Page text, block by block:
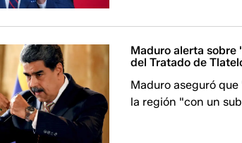
Maduro alerta sobre
del Tratado de
Maduro aseguró
la región "con un